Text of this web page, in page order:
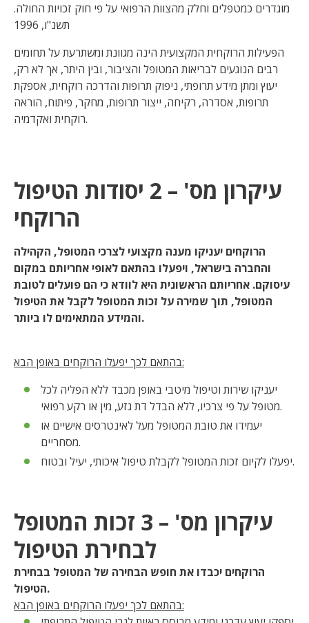
מוגדרים כמטפלים וחלק מהצוות הרפואי על פי חוק זכויות החולה.
תשנ"ו, 1996
הפעילות הרוקחית המקצועית הינה מגוונת ומשתרעת על תחומים
רבים הנוגעים לבריאות המטופל והציבור, ובין היתר, אך לא רק,
יעוץ ומתן מידע תרופתי, ניפוק תרופות והדרכה רוקחית, אספקת
תרופות, אסדרה, רקיחה, ייצור תרופות, מחקר, פיתוח, הוראה
רוקחית ואקדמיה.
עיקרון מס' – 2 יסודות הטיפול
הרוקחי
הרוקחים יעניקו מענה מקצועי לצרכי המטופל, הקהילה
והחברה בישראל, ויפעלו בהתאם לאופי אחריותם במקום
עיסוקם. אחריותם הראשונית היא לוודא כי הם פועלים לטובת
המטופל, תוך שמירה על זכות המטופל לקבל את הטיפול
והמידע המתאימים לו ביותר.
בהתאם לכך יפעלו הרוקחים באופן הבא:
יעניקו שירות וטיפול מיטבי באופן מכבד ללא הפליה לכל
מטופל על פי צרכיו, ללא הבדל דת גזע, מין או רקע רפואי.
יעמידו את טובת המטופל מעל לאינטרסים אישיים או
מסחריים.
יפעלו לקיום זכות המטופל לקבלת טיפול איכותי, יעיל ובטוח.
עיקרון מס' – 3 זכות המטופל
לבחירת הטיפול
הרוקחים יכבדו את חופש הבחירה של המטופל בבחירת
הטיפול.
בהתאם לכך יפעלו הרוקחים באופן הבא: